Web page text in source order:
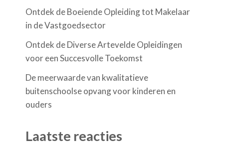
Ontdek de Boeiende Opleiding tot Makelaar
in de Vastgoedsector
Ontdek de Diverse Artevelde Opleidingen
voor een Succesvolle Toekomst
De meerwaarde van kwalitatieve
buitenschoolse opvang voor kinderen en
ouders
Laatste reacties